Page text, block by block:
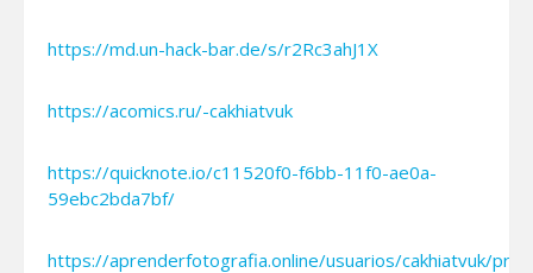
https://md.un-hack-bar.de/s/r2Rc3ahJ1X
https://acomics.ru/-cakhiatvuk
https://quicknote.io/c11520f0-f6bb-11f0-ae0a-
59ebc2bda7bf/
https://aprenderfotografia.online/usuarios/cakhiatvuk/